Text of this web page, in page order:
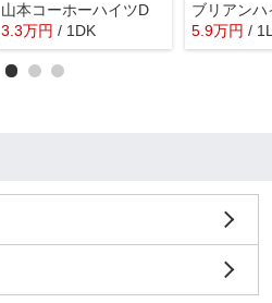
山本コーホーハイツD
3.3万円 / 1DK
ブリアンハ
5.9万円 /